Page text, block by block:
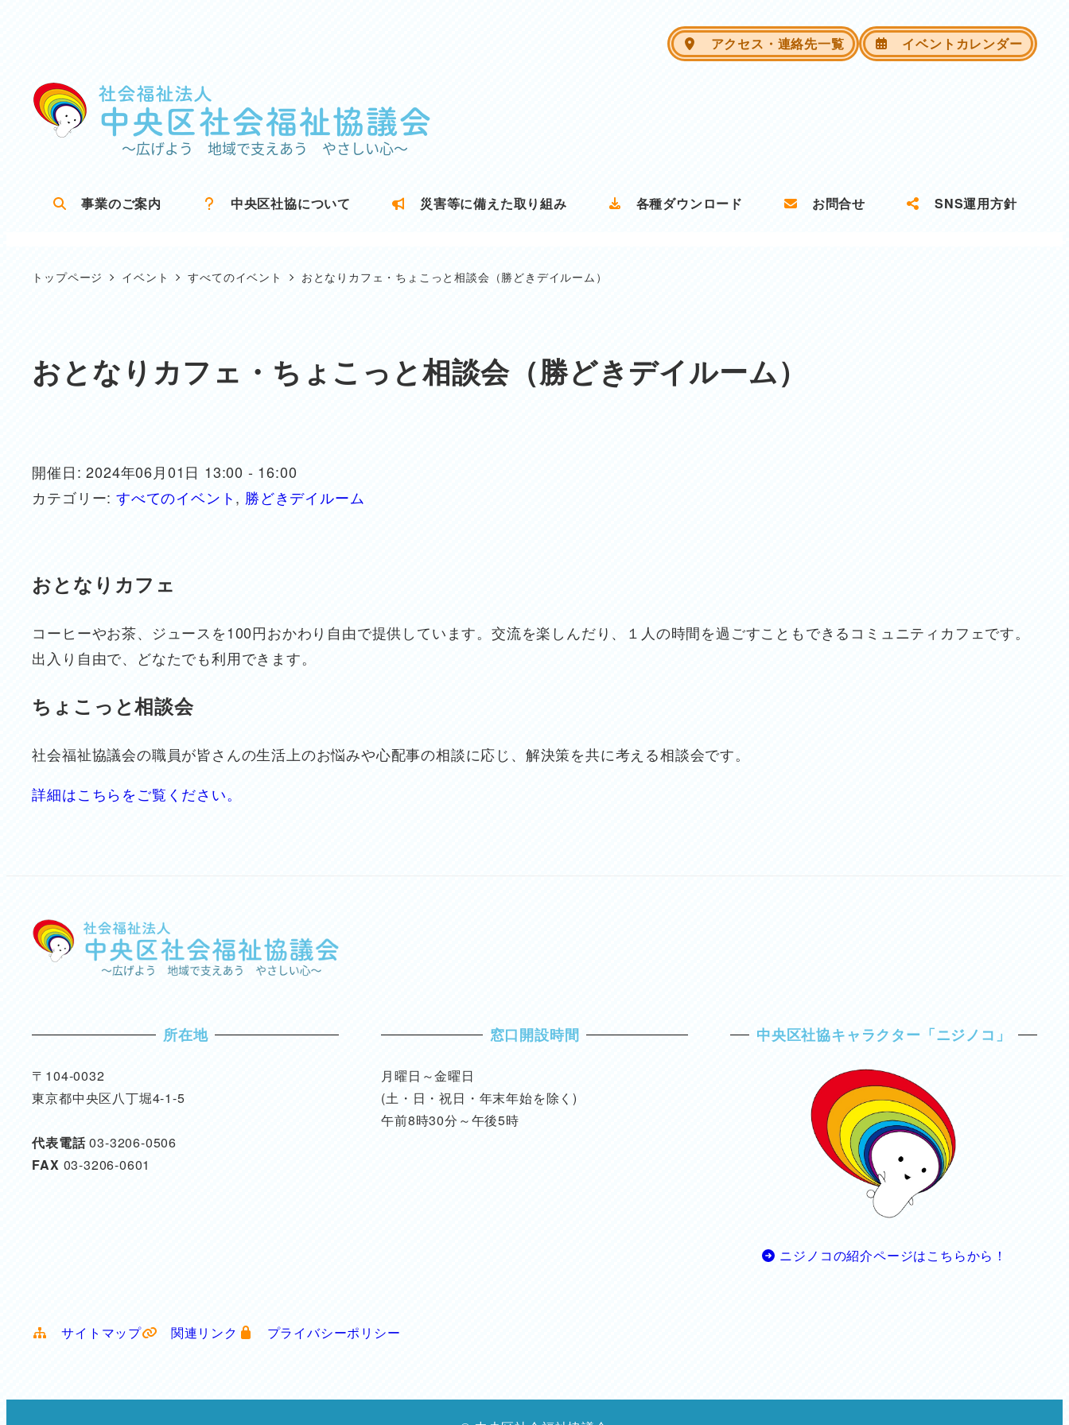
アクセス・連絡先一覧 イベントカレンダー
事業のご案内 中央区社協について 災害等に備えた取り組み 各種ダウンロード お問合せ SNS運用方針
トップページ イベント すべてのイベント おとなりカフェ・ちょこっと相談会（勝どきデイルーム）
おとなりカフェ・ちょこっと相談会（勝どきデイルーム）
開催日: 2024年06月01日 13:00 - 16:00
カテゴリー: すべてのイベント, 勝どきデイルーム
おとなりカフェ
コーヒーやお茶、ジュースを100円おかわり自由で提供しています。交流を楽しんだり、１人の時間を過ごすこともできるコミュニティカフェです。
出入り自由で、どなたでも利用できます。
ちょこっと相談会
社会福祉協議会の職員が皆さんの生活上のお悩みや心配事の相談に応じ、解決策を共に考える相談会です。
詳細はこちらをご覧ください。
所在地
〒104-0032
東京都中央区八丁堀4-1-5
代表電話03-3206-0506
FAX 03-3206-0601
窓口開設時間
月曜日～金曜日
(土・日・祝日・年末年始を除く)
午前8時30分～午後5時
中央区社協キャラクター「ニジノコ」
ニジノコの紹介ページはこちらから！
サイトマップ 関連リンク プライバシーポリシー